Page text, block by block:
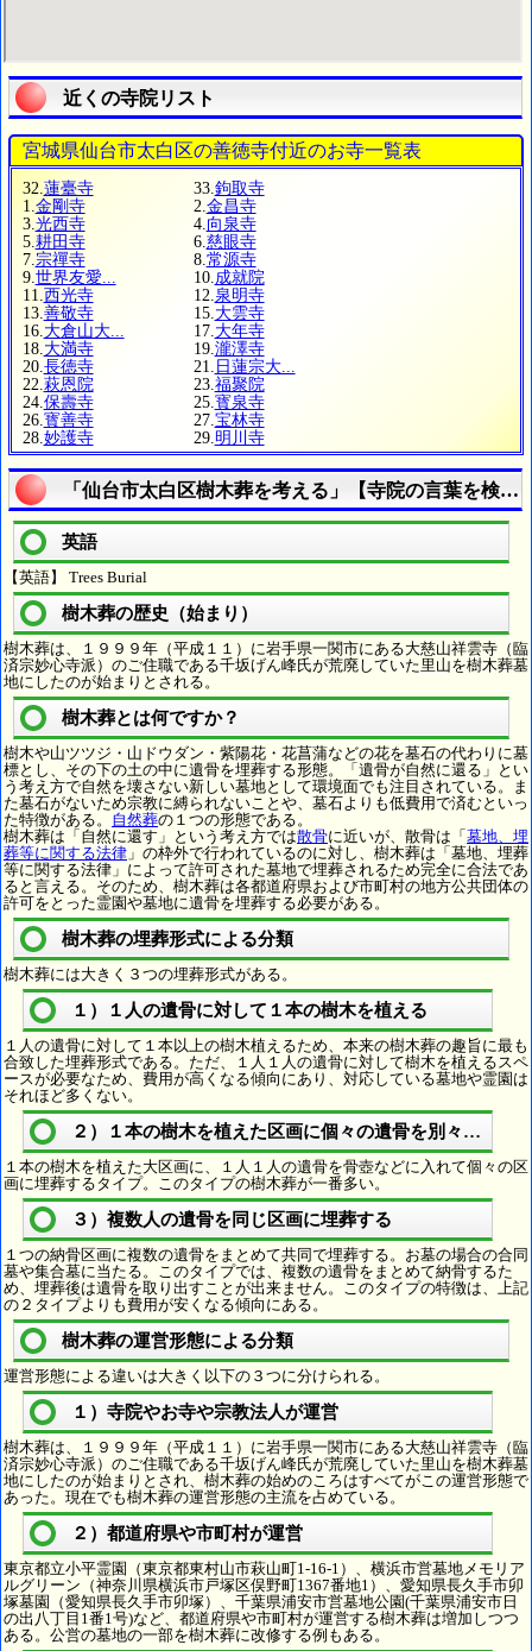
近くの寺院リスト
宮城県仙台市太白区の善徳寺付近のお寺一覧表
32. 蓮臺寺 33. 鉤取寺
1. 金剛寺 2. 金昌寺
3. 光西寺 4. 向泉寺
5. 耕田寺 6. 慈眼寺
7. 宗禪寺 8. 常源寺
9. 世界友愛... 10. 成就院
11. 西光寺 12. 泉明寺
13. 善敬寺 15. 大雲寺
16. 大倉山大... 17. 大年寺
18. 大満寺 19. 瀧澤寺
20. 長徳寺 21.
日蓮宗大...
22. 萩恩院 23. 福聚院
24. 保壽寺 25. 寳泉寺
26. 寳善寺 27. 宝林寺
28. 妙護寺 29. 明川寺
「仙台市太白区樹木葬を考える」【寺院の言葉を検索
英語
【英語】 Trees Burial
樹木葬の歴史（始まり）
樹木葬は、１９９９年（平成１１）に岩手県一関市にある大慈山祥雲寺（臨
済宗妙心寺派）のご住職である千坂げん峰氏が荒廃していた里山を樹木葬墓
地にしたのが始まりとされる。
樹木葬とは何ですか？
樹木や山ツツジ・山ドウダン・紫陽花・花菖蒲などの花を墓石の代わりに墓
標とし、その下の土の中に遺骨を埋葬する形態。「遺骨が自然に還る」とい
う考え方で自然を壊さない新しい墓地として環境面でも注目されている。ま
た墓石がないため宗教に縛られないことや、墓石よりも低費用で済むといっ
た特徴がある。 自然葬の１つの形態である。
樹木葬は「自然に還す」という考え方では散骨に近いが、散骨は「 墓地、埋
葬等に関する法律 」の枠外で行われているのに対し、樹木葬は「墓地、埋葬
等に関する法律」によって許可された墓地で埋葬されるため完全に合法であ
ると言える。そのため、樹木葬は各都道府県および市町村の地方公共団体の
許可をとった霊園や墓地に遺骨を埋葬する必要がある。
樹木葬の埋葬形式による分類
樹木葬には大きく３つの埋葬形式がある。
１）１人の遺骨に対して１本の樹木を植える
１人の遺骨に対して１本以上の樹木植えるため、本来の樹木葬の趣旨に最も
合致した埋葬形式である。ただ、１人１人の遺骨に対して樹木を植えるスペ
ースが必要なため、費用が高くなる傾向にあり、対応している墓地や霊園は
それほど多くない。
２）１本の樹木を植えた区画に個々の遺骨を別々に埋葬
１本の樹木を植えた大区画に、１人１人の遺骨を骨壺などに入れて個々の区
画に埋葬するタイプ。このタイプの樹木葬が一番多い。
３）複数人の遺骨を同じ区画に埋葬する
１つの納骨区画に複数の遺骨をまとめて共同で埋葬する。お墓の場合の合同
墓や集合墓に当たる。このタイプでは、複数の遺骨をまとめて納骨するた
め、埋葬後は遺骨を取り出すことが出来ません。このタイプの特徴は、上記
の２タイプよりも費用が安くなる傾向にある。
樹木葬の運営形態による分類
運営形態による違いは大きく以下の３つに分けられる。
１）寺院やお寺や宗教法人が運営
樹木葬は、１９９９年（平成１１）に岩手県一関市にある大慈山祥雲寺（臨
済宗妙心寺派）のご住職である千坂げん峰氏が荒廃していた里山を樹木葬墓
地にしたのが始まりとされ、樹木葬の始めのころはすべてがこの運営形態で
あった。現在でも樹木葬の運営形態の主流を占めている。
２）都道府県や市町村が運営
東京都立小平霊園（東京都東村山市萩山町1-16-1）、横浜市営墓地メモリア
ルグリーン（神奈川県横浜市戸塚区俣野町1367番地1）、愛知県長久手市卯
塚墓園（愛知県長久手市卯塚）、千葉県浦安市営墓地公園(千葉県浦安市日
の出八丁目1番1号)など、都道府県や市町村が運営する樹木葬は増加しつつ
ある。公営の墓地の一部を樹木葬に改修する例もある。